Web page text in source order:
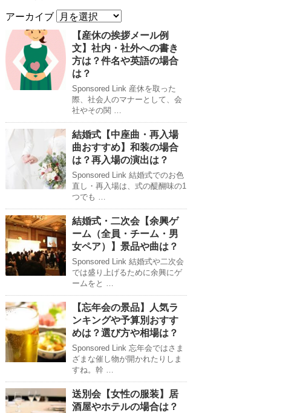
アーカイブ
【産休の挨拶メール例
文】社内・社外への書き
方は？件名や英語の場合
は？
Sponsored Link 産休を取った
際、社会人のマナーとして、会
社やその関 …
結婚式【中座曲・再入場
曲おすすめ】和装の場合
は？再入場の演出は？
Sponsored Link 結婚式でのお色
直し・再入場は、式の醍醐味の1
つでも …
結婚式・二次会【余興ゲ
ーム（全員・チーム・男
女ペア）】景品や曲は？
Sponsored Link 結婚式や二次会
では盛り上げるために余興にゲ
ームをと …
【忘年会の景品】人気ラ
ンキングや予算別おすす
めは？選び方や相場は？
Sponsored Link 忘年会ではさま
ざまな催し物が開かれたりしま
すね。幹 …
送別会【女性の服装】居
酒屋やホテルの場合は？